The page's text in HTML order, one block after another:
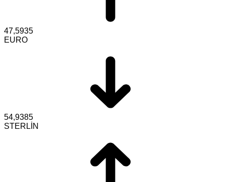
47,5935
EURO
54,9385
STERLİN